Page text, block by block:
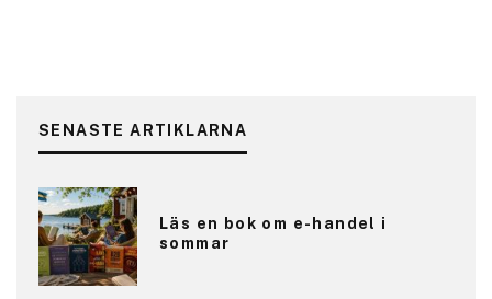
SENASTE ARTIKLARNA
Läs en bok om e-handel i
sommar